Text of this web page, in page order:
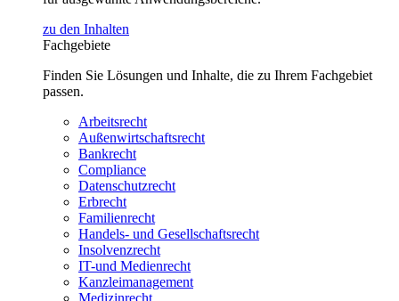
zu den Inhalten
Fachgebiete
Finden Sie Lösungen und Inhalte, die zu Ihrem Fachgebiet
passen.
Arbeitsrecht
Außenwirtschaftsrecht
Bankrecht
Compliance
Datenschutzrecht
Erbrecht
Familienrecht
Handels- und Gesellschaftsrecht
Insolvenzrecht
IT-und Medienrecht
Kanzleimanagement
Medizinrecht